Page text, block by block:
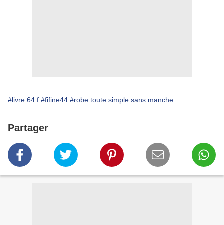
#livre 64 f #fifine44 #robe toute simple sans manche
Partager